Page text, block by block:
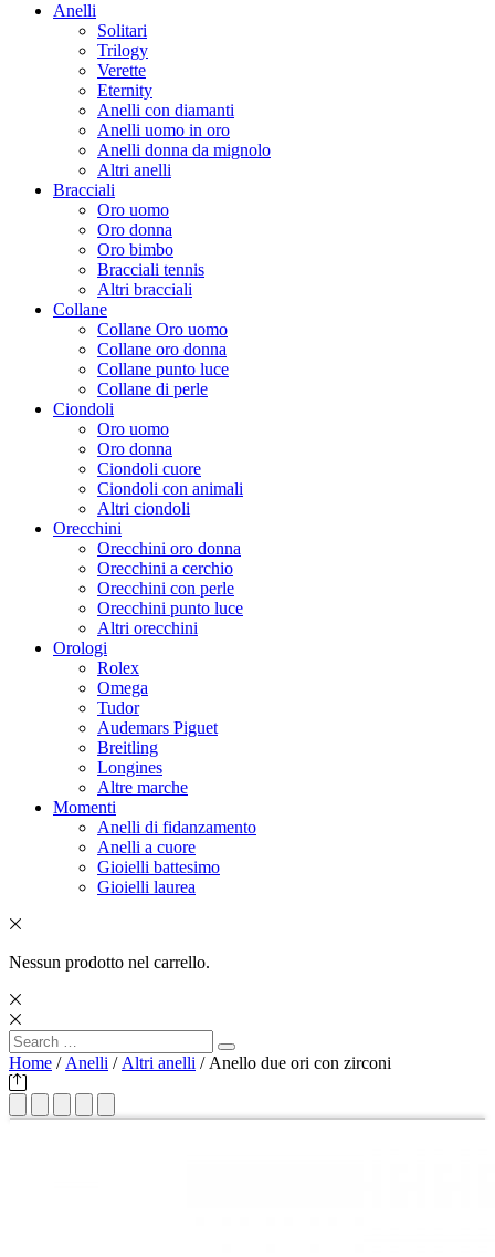
Anelli
Solitari
Trilogy
Verette
Eternity
Anelli con diamanti
Anelli uomo in oro
Anelli donna da mignolo
Altri anelli
Bracciali
Oro uomo
Oro donna
Oro bimbo
Bracciali tennis
Altri bracciali
Collane
Collane Oro uomo
Collane oro donna
Collane punto luce
Collane di perle
Ciondoli
Oro uomo
Oro donna
Ciondoli cuore
Ciondoli con animali
Altri ciondoli
Orecchini
Orecchini oro donna
Orecchini a cerchio
Orecchini con perle
Orecchini punto luce
Altri orecchini
Orologi
Rolex
Omega
Tudor
Audemars Piguet
Breitling
Longines
Altre marche
Momenti
Anelli di fidanzamento
Anelli a cuore
Gioielli battesimo
Gioielli laurea
Nessun prodotto nel carrello.
Search
for:
Search
Home / Anelli / Altri anelli / Anello due ori con zirconi